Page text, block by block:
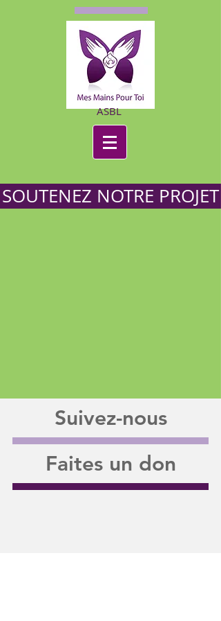
ASBL
SOUTENEZ NOTRE PROJET
Suivez-nous
Faites un don